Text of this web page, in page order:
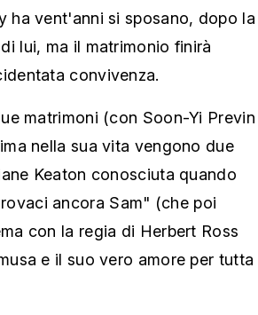
ha vent'anni si sposano, dopo la
lui, ma il matrimonio finirà
convivenza.
matrimoni (con Soon-Yi Previn
nella sua vita vengono due
Keaton conosciuta quando
ancora Sam" (che poi
con la regia di Herbert Ross
e il suo vero amore per tutta